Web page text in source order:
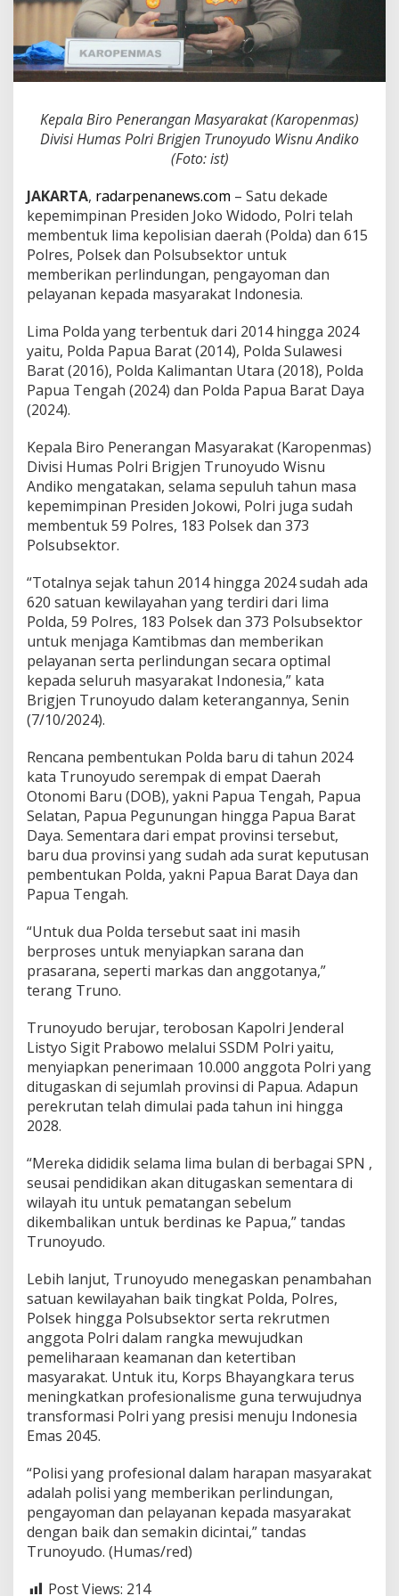
o
k
o
w
i
i
m
l
d
a
T
r
b
n
t
k
Kepala Biro Penerangan Masyarakat (Karopenmas)
Divisi Humas Polri Brigjen Trunoyudo Wisnu Andiko
(Foto: ist)
JAKARTA, radarpenanews.com – Satu dekade
kepemimpinan Presiden Joko Widodo, Polri telah
membentuk lima kepolisian daerah (Polda) dan 615
Polres, Polsek dan Polsubsektor untuk
memberikan perlindungan, pengayoman dan
pelayanan kepada masyarakat Indonesia.
Lima Polda yang terbentuk dari 2014 hingga 2024
yaitu, Polda Papua Barat (2014), Polda Sulawesi
Barat (2016), Polda Kalimantan Utara (2018), Polda
Papua Tengah (2024) dan Polda Papua Barat Daya
(2024).
Kepala Biro Penerangan Masyarakat (Karopenmas)
Divisi Humas Polri Brigjen Trunoyudo Wisnu
Andiko mengatakan, selama sepuluh tahun masa
kepemimpinan Presiden Jokowi, Polri juga sudah
membentuk 59 Polres, 183 Polsek dan 373
Polsubsektor.
“Totalnya sejak tahun 2014 hingga 2024 sudah ada
620 satuan kewilayahan yang terdiri dari lima
Polda, 59 Polres, 183 Polsek dan 373 Polsubsektor
untuk menjaga Kamtibmas dan memberikan
pelayanan serta perlindungan secara optimal
kepada seluruh masyarakat Indonesia,” kata
Brigjen Trunoyudo dalam keterangannya, Senin
(7/10/2024).
Rencana pembentukan Polda baru di tahun 2024
kata Trunoyudo serempak di empat Daerah
Otonomi Baru (DOB), yakni Papua Tengah, Papua
Selatan, Papua Pegunungan hingga Papua Barat
Daya. Sementara dari empat provinsi tersebut,
baru dua provinsi yang sudah ada surat keputusan
pembentukan Polda, yakni Papua Barat Daya dan
Papua Tengah.
“Untuk dua Polda tersebut saat ini masih
berproses untuk menyiapkan sarana dan
prasarana, seperti markas dan anggotanya,”
terang Truno.
Trunoyudo berujar, terobosan Kapolri Jenderal
Listyo Sigit Prabowo melalui SSDM Polri yaitu,
menyiapkan penerimaan 10.000 anggota Polri yang
ditugaskan di sejumlah provinsi di Papua. Adapun
perekrutan telah dimulai pada tahun ini hingga
2028.
“Mereka dididik selama lima bulan di berbagai SPN ,
seusai pendidikan akan ditugaskan sementara di
wilayah itu untuk pematangan sebelum
dikembalikan untuk berdinas ke Papua,” tandas
Trunoyudo.
Lebih lanjut, Trunoyudo menegaskan penambahan
satuan kewilayahan baik tingkat Polda, Polres,
Polsek hingga Polsubsektor serta rekrutmen
anggota Polri dalam rangka mewujudkan
pemeliharaan keamanan dan ketertiban
masyarakat. Untuk itu, Korps Bhayangkara terus
meningkatkan profesionalisme guna terwujudnya
transformasi Polri yang presisi menuju Indonesia
Emas 2045.
“Polisi yang profesional dalam harapan masyarakat
adalah polisi yang memberikan perlindungan,
pengayoman dan pelayanan kepada masyarakat
dengan baik dan semakin dicintai,” tandas
Trunoyudo. (Humas/red)
Post Views: 214